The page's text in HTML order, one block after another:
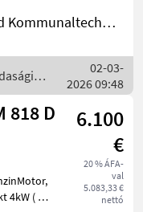
bei
neu
au
Auer Land und Kommunaltechnik GmbH
02-03-
2026 09:48
818 D
6.100
€
20 % ÁFA-
val
5.083,33 €
nettó